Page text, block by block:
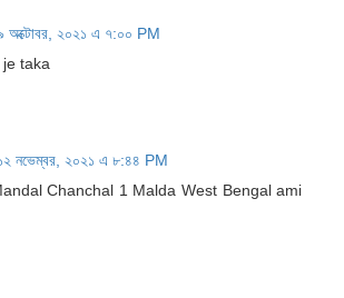
অক্টোবর, ২০২১ এ ৭:০০ PM
taka
নভেম্বর, ২০২১ এ ৮:৪৪ PM
Chanchal 1 Malda West Bengal ami